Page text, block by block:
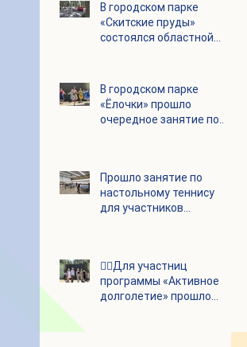
настольными играми
В городском парке
«Скитские пруды»
состоялся областной
В городском парке
«Ёлочки» прошло
очередное занятие по
Прошло занятие по
настольному теннису
для участников
👯‍♀️Для участниц
программы «Активное
долголетие» прошло